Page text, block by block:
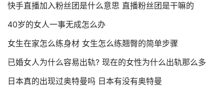
快手直播加入粉丝团是什么意思 直播粉丝团是干嘛的
40岁的女人一事无成怎么办
女生在家怎么练身材 女生怎么练翘臀的简单步骤
已婚女人为什么容易出轨? 现在的女性为什么出轨那么多
日本真的出现过奥特曼吗 日本有没有奥特曼